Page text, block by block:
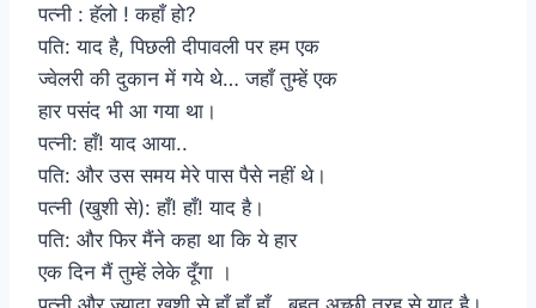
पत्नी : हॅलो ! कहाँ हो?
पति: याद है, पिछली दीपावली पर हम एक
ज्वेलरी की दुकान में गये थे… जहाँ तुम्हें एक
हार पसंद भी आ गया था।
पत्नी: हाँ! याद आया..
पति: और उस समय मेरे पास पैसे नहीं थे।
पत्नी (खुशी से): हाँ! हाँ! याद है।
पति: और फिर मैंने कहा था कि ये हार
एक दिन मैं तुम्हें लेके दूँगा ।